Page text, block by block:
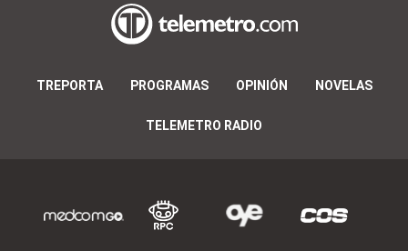
TREPORTA PROGRAMAS OPINIÓN NOVELAS
TELEMETRO RADIO